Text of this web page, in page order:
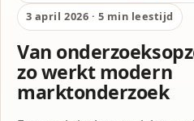
3 april 2026 · 5 min leestijd
Van
zo werkt modern
marktonderzoek